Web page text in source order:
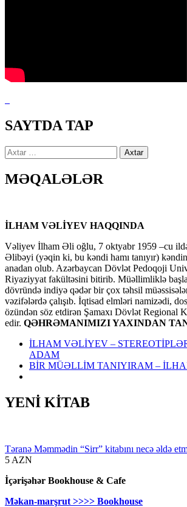
SAYTDA TAP
Axtarış:
MƏQALƏLƏR
İLHAM VƏLİYEV HAQQINDA
Vəliyev İlham Əli oğlu, 7 oktyabr 1959 –cu
Əlibəyi (yəqin ki, bu kəndi hamı tanıyır)
anadan olub. Azərbaycan Dövlət Pedoqoji
Riyaziyyat fakültəsini bitirib. Müəllimliklə
dövründə indiyə qədər bir çox təhsil
vəzifələrdə çalışıb. İqtisad elmləri namizədi,
özündən söz etdirən Şamaxı Dövlət Regional
edir. QƏHRƏMANIMIZI YAXINDAN
İLHAM VƏLİYEV –
ADAM
BİR MÜƏLLİM TANIYIRAM –
YENİ KİTAB
Təranə Məmmədin “Sirr” kitabını necə əldə
5 AZN
İçərişəhər Bookhouse & Cafe
Məkan-marşrut >>>> Bookhouse